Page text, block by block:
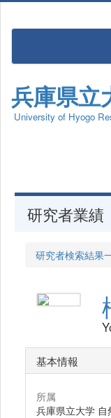
兵庫県立
University of Hyogo
研究者業績
研究者検索結果
基本情報
所属
兵庫県立大学